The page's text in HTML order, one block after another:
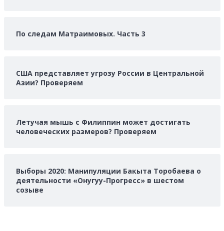
По следам Матраимовых. Часть 3
США представляет угрозу России в Центральной
Азии? Проверяем
Летучая мышь с Филиппин может достигать
человеческих размеров? Проверяем
Выборы 2020: Манипуляции Бакыта Торобаева о
деятельности «Онугуу-Прогресс» в шестом
созыве